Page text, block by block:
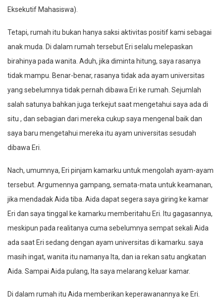
Eksekutif Mahasiswa).
Tetapi, rumah itu bukan hanya saksi aktivitas positif kami sebagai
anak muda. Di dalam rumah tersebut Eri selalu melepaskan
birahinya pada wanita. Aduh, jika diminta hitung, saya rasanya
tidak mampu. Benar-benar, rasanya tidak ada ayam universitas
yang sebelumnya tidak pernah dibawa Eri ke rumah. Sejumlah
salah satunya bahkan juga terkejut saat mengetahui saya ada di
situ , dan sebagian dari mereka cukup saya mengenal baik dan
saya baru mengetahui mereka itu ayam universitas sesudah
dibawa Eri.
Nach, umumnya, Eri pinjam kamarku untuk mengolah ayam-ayam
tersebut. Argumennya gampang, semata-mata untuk keamanan,
jika mendadak Aida tiba. Aida dapat segera saya giring ke kamar
Eri dan saya tinggal ke kamarku memberitahu Eri. Itu gagasannya,
meskipun pada realitanya cuma sebelumnya sempat sekali Aida
ada saat Eri sedang dengan ayam universitas di kamarku. saya
masih ingat, wanita itu namanya Ita, dan ia rekan satu angkatan
Aida. Sampai Aida pulang, Ita saya melarang keluar kamar.
Di dalam rumah itu Aida memberikan keperawanannya ke Eri.